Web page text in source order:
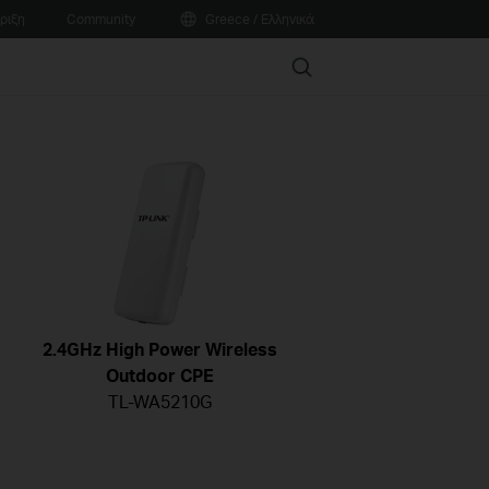
Search
2.4GHz High Power Wireless
Outdoor CPE
TL-WA5210G